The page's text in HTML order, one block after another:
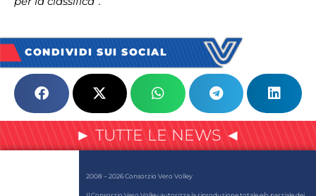
CONDIVIDI SUI SOCIAL
► TUTTE LE NEWS ◄
2008 – 2026 Consorzio Vero Volley